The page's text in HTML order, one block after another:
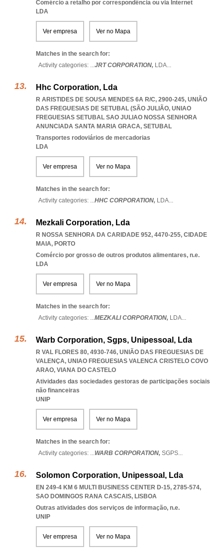
Comércio a retalho por correspondência ou via Internet
LDA
Ver empresa Ver no Mapa
Matches in the search for:
Activity categories: ...JRT CORPORATION, LDA...
Hhc Corporation, Lda
R ARISTIDES DE SOUSA MENDES 6A R/C, 2900-245, UNIÃO
DAS FREGUESIAS DE SETUBAL (SÃO JULIÃO, UNIAO
FREGUESIAS SETUBAL SAO JULIAO NOSSA SENHORA
ANUNCIADA SANTA MARIA GRACA, SETUBAL
Transportes rodoviários de mercadorias
LDA
Ver empresa Ver no Mapa
Matches in the search for:
Activity categories: ...HHC CORPORATION, LDA...
Mezkali Corporation, Lda
R NOSSA SENHORA DA CARIDADE 952, 4470-255, CIDADE
MAIA, PORTO
Comércio por grosso de outros produtos alimentares, n.e.
LDA
Ver empresa Ver no Mapa
Matches in the search for:
Activity categories: ...MEZKALI CORPORATION, LDA...
Warb Corporation, Sgps, Unipessoal, Lda
R VAL FLORES 80, 4930-746, UNIÃO DAS FREGUESIAS DE
VALENÇA, UNIAO FREGUESIAS VALENCA CRISTELO COVO
ARAO, VIANA DO CASTELO
Atividades das sociedades gestoras de participações sociais
não financeiras
UNIP
Ver empresa Ver no Mapa
Matches in the search for:
Activity categories: ...WARB CORPORATION, SGPS...
Solomon Corporation, Unipessoal, Lda
EN 249-4 KM 6 MULTI BUSINESS CENTER D-15, 2785-574,
SAO DOMINGOS RANA CASCAIS, LISBOA
Outras atividades dos serviços de informação, n.e.
UNIP
Ver empresa Ver no Mapa